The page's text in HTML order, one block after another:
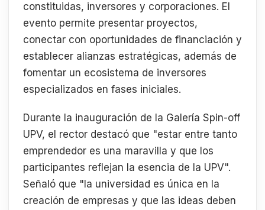
constituidas, inversores y corporaciones. El
evento permite presentar proyectos,
conectar con oportunidades de financiación y
establecer alianzas estratégicas, además de
fomentar un ecosistema de inversores
especializados en fases iniciales.
Durante la inauguración de la Galería Spin-off
UPV, el rector destacó que "estar entre tanto
emprendedor es una maravilla y que los
participantes reflejan la esencia de la UPV".
Señaló que "la universidad es única en la
creación de empresas y que las ideas deben